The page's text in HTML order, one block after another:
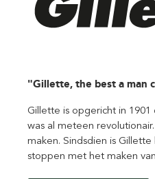
"Gillette, the best a man
Gillette is opgericht in
was al meteen
maken. Sindsdien is
stoppen met het maken